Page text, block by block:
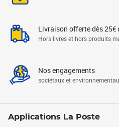
Livraison offerte dès 25€
Hors livres et hors produits
Nos engagements
sociétaux et
Applications La Poste